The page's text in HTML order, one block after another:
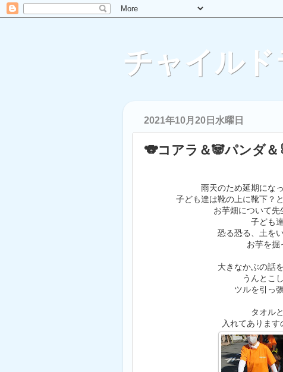
チャイル
2021年10月20日水曜日
🐨コアラ＆🐼パンダ＆
雨天のため延期にな
子ども達は靴の上に靴下？
お芋畑について先
子ども
恐る恐る、土を
お芋を掘
大きなかぶの話
うんとこ
ツルを引っ
タオル
入れてあります